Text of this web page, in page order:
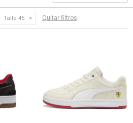
Talle 45 Quitar filtros